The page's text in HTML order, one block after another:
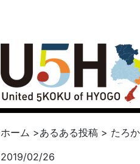
ホーム >あるある投稿 > たろ
2019/02/26